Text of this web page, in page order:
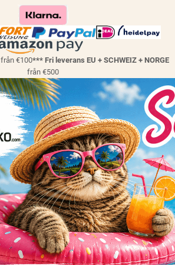
från €100*** Fri leverans EU + SCHWEIZ + NORGE
från €500